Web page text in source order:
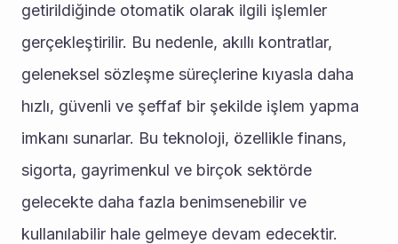
getirildiğinde otomatik olarak ilgili işlemler
gerçekleştirilir. Bu nedenle, akıllı kontratlar,
geleneksel sözleşme süreçlerine kıyasla daha
hızlı, güvenli ve şeffaf bir şekilde işlem yapma
imkanı sunarlar. Bu teknoloji, özellikle finans,
sigorta, gayrimenkul ve birçok sektörde
gelecekte daha fazla benimsenebilir ve
kullanılabilir hale gelmeye devam edecektir.